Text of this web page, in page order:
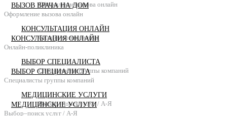
Оформление вызова онлайн
КОНСУЛЬТАЦИЯ ОНЛАЙН
Онлайн-поликлиника
ВЫБОР СПЕЦИАЛИСТА
Специалисты группы компаний
МЕДИЦИНСКИЕ УСЛУГИ
Выбор–поиск услуг / А-Я
ВЫЗОВ ВРАЧА НА ДОМ
Оформление вызова онлайн
КОНСУЛЬТАЦИЯ ОНЛАЙН
Онлайн-поликлиника
ВЫБОР СПЕЦИАЛИСТА
Специалисты группы компаний
МЕДИЦИНСКИЕ УСЛУГИ
Выбор–поиск услуг / А-Я